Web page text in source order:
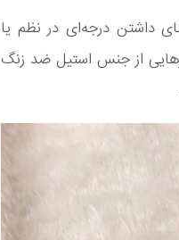
داشتن درجه‌ای در نظم یا
از جنس استیل ضد زنگ